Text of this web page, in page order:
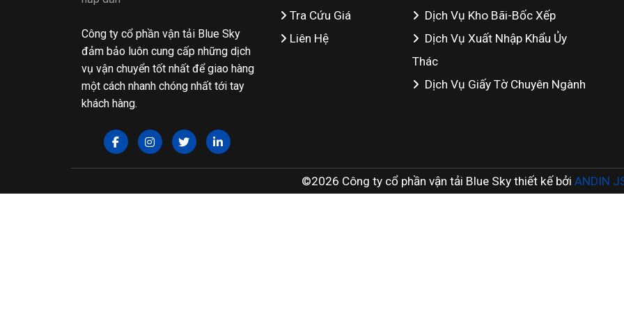
Công ty cổ phần vận tải Blue Sky
đảm bảo luôn cung cấp những dịch
vụ vận chuyển tốt nhất để giao hàng
một cách nhanh chóng nhất tới tay
khách hàng.
Tra Cứu Giá
Liên Hệ
Dịch Vụ Kho Bãi-Bốc Xếp
Dịch Vụ Xuất Nhập Khẩu Ủy
Thác
Dịch Vụ Giấy Tờ Chuyên Ngành
©2026 Công ty cổ phần vận tải Blue Sky thiết kế bởi ANDIN